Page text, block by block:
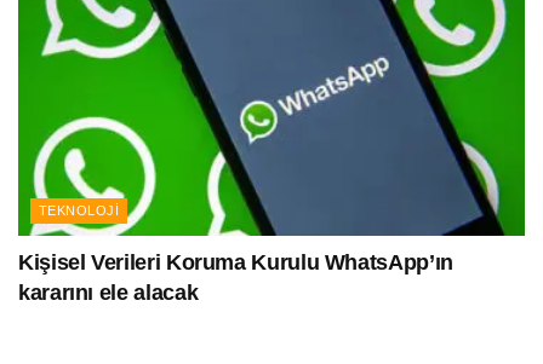
TEKNOLOJI
Kişisel Verileri Koruma Kurulu WhatsApp’ın
kararını ele alacak